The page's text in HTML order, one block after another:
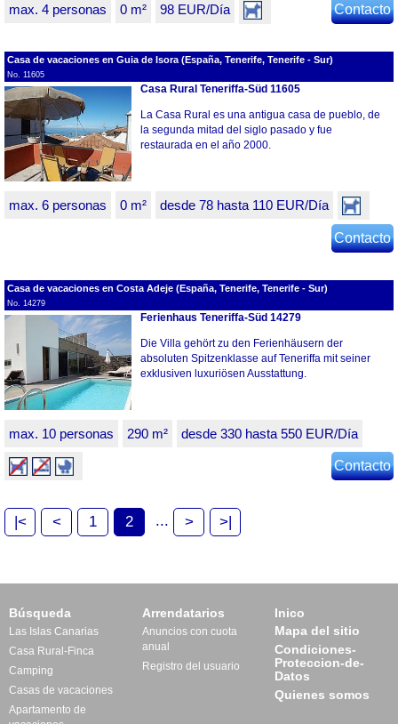
max. 4 personas 0 m² 98 EUR/Día Contacto
Casa de vacaciones en Guia de Isora (España, Tenerife, Tenerife - Sur)
No. 11605
Casa Rural Teneriffa-Süd 11605
La Casa Rural es una antigua casa de pueblo, de
la segunda mitad del siglo pasado y fue
restaurada en el año 2000.
max. 6 personas 0 m² desde 78 hasta 110 EUR/Día
Contacto
Casa de vacaciones en Costa Adeje (España, Tenerife, Tenerife - Sur)
No. 14279
Ferienhaus Teneriffa-Süd 14279
Die Villa gehört zu den Ferienhäusern der
absoluten Spitzenklasse auf Teneriffa mit seiner
exklusiven luxuriösen Ausstattung.
max. 10 personas 290 m² desde 330 hasta 550 EUR/Día
Contacto
|< < 1 2 ... > >|
Búsqueda
Las Islas Canarias
Casa Rural-Finca
Camping
Casas de vacaciones
Apartamento de
Arrendatarios
Anuncios con cuota
anual
Registro del usuario
Inico
Mapa del sitio
Condiciones-
Proteccion-de-
Datos
Quienes somos